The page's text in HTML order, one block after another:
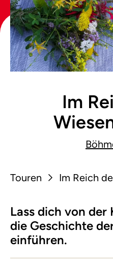
Im
Touren Im Reich
Lass dich von
die Geschichte
einführen.